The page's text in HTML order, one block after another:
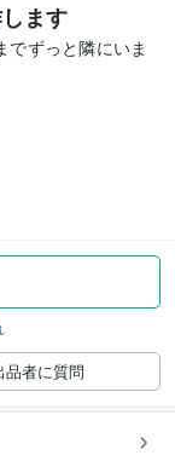
ます
でずっと隣にいま
品者に質問